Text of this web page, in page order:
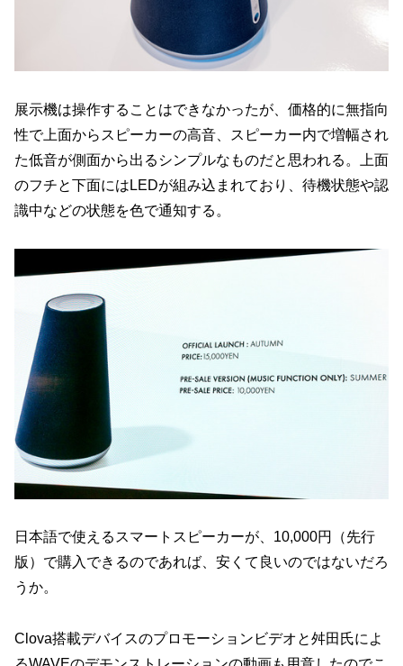
展示機は操作することはできなかったが、価格的に無指向
性で上面からスピーカーの高音、スピーカー内で増幅され
た低音が側面から出るシンプルなものだと思われる。上面
のフチと下面にはLEDが組み込まれており、待機状態や認
識中などの状態を色で通知する。
日本語で使えるスマートスピーカーが、10,000円（先行
版）で購入できるのであれば、安くて良いのではないだろ
うか。
Clova搭載デバイスのプロモーションビデオと舛田氏によ